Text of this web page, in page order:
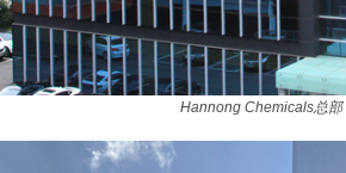
Hannong Chemicals总部